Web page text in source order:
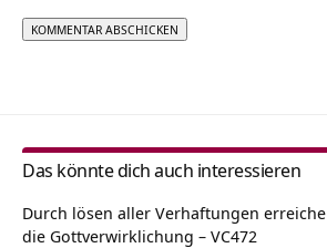
Das könnte dich auch interessieren
Durch lösen aller Verhaftungen erreiche
die Gottverwirklichung – VC472